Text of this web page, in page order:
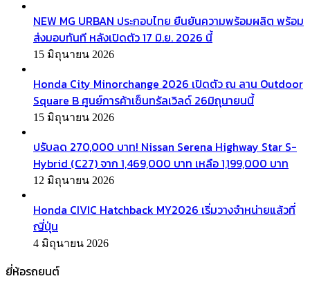
NEW MG URBAN ประกอบไทย ยืนยันความพร้อมผลิต พร้อม
ส่งมอบทันที หลังเปิดตัว 17 มิ.ย. 2026 นี้
15 มิถุนายน 2026
Honda City Minorchange 2026 เปิดตัว ณ ลาน Outdoor
Square B ศูนย์การค้าเซ็นทรัลเวิลด์ 26มิถุนายนนี้
15 มิถุนายน 2026
ปรับลด 270,000 บาท! Nissan Serena Highway Star S-
Hybrid (C27) จาก 1,469,000 บาท เหลือ 1,199,000 บาท
12 มิถุนายน 2026
Honda CIVIC Hatchback MY2026 เริ่มวางจำหน่ายแล้วที่
ญี่ปุ่น
4 มิถุนายน 2026
ยี่ห้อรถยนต์